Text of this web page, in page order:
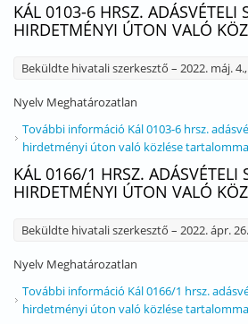
KÁL 0103-6 HRSZ. ADÁSVÉTELI
HIRDETMÉNYI ÚTON VALÓ
Beküldte hivatali szerkesztő – 2022. máj.
Nyelv Meghatározatlan
További információ Kál 0103-6 hrsz.
hirdetményi úton való közlése
KÁL 0166/1 HRSZ. ADÁSVÉTELI
HIRDETMÉNYI ÚTON VALÓ
Beküldte hivatali szerkesztő – 2022. ápr.
Nyelv Meghatározatlan
További információ Kál 0166/1 hrsz.
hirdetményi úton való közlése